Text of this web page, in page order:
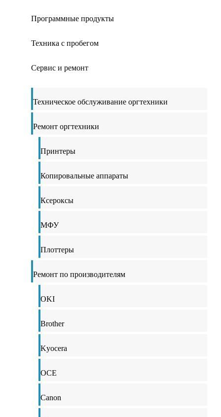
Программные продукты
Техника с пробегом
Сервис и ремонт
Техническое обслуживание оргтехники
Ремонт оргтехники
Принтеры
Копировальные аппараты
Ксероксы
МФУ
Плоттеры
Ремонт по производителям
OKI
Brother
Kyocera
OCE
Canon